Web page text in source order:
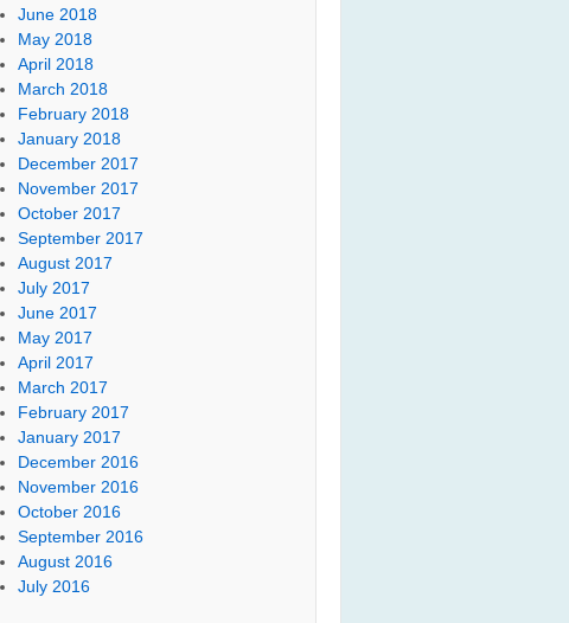
June 2018
May 2018
April 2018
March 2018
February 2018
January 2018
December 2017
November 2017
October 2017
September 2017
August 2017
July 2017
June 2017
May 2017
April 2017
March 2017
February 2017
January 2017
December 2016
November 2016
October 2016
September 2016
August 2016
July 2016